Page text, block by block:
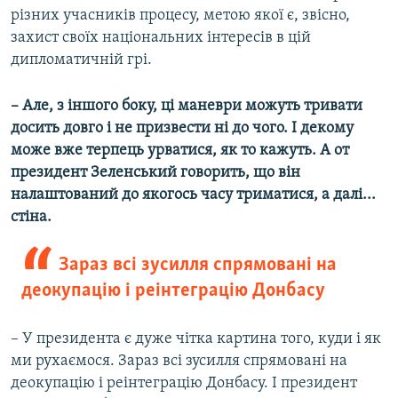
різних учасників процесу, метою якої є, звісно,
захист своїх національних інтересів в цій
дипломатичній грі.
– Але, з іншого боку, ці маневри можуть тривати
досить довго і не призвести ні до чого. І декому
може вже терпець урватися, як то кажуть. А от
президент Зеленський говорить, що він
налаштований до якогось часу триматися, а далі...
стіна.
Зараз всі зусилля спрямовані на
деокупацію і реінтеграцію Донбасу
– У президента є дуже чітка картина того, куди і як
ми рухаємося. Зараз всі зусилля спрямовані на
деокупацію і реінтеграцію Донбасу. І президент